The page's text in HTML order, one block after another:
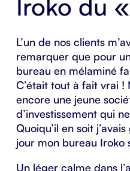
Iroko du
L’un de nos clients
remarquer que pour
bureau en mélaminé
C’était tout à fait vrai !
encore une jeune
d’investissement qui
Quoiqu’il en soit
jour mon bureau Iroko
Un léger calme dans